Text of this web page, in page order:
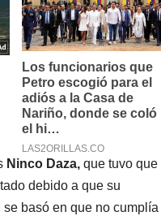
Ninco Daza, que tuvo que
debido a que su
basó en que no cumplía